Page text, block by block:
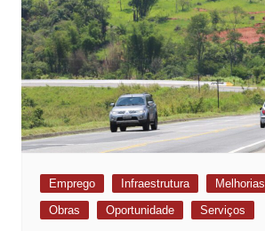
Emprego Infraestrutura Melhorias
Obras
Oportunidade Serviços